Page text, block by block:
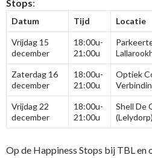
Stops:
Datum Tijd Locatie
Vrijdag 15
december
18:00u-
21:00u
Zaterdag 16
december
18:00u-
21:00u
Optiek
Vrijdag 22
december
18:00u-
21:00u
Shell De
(Lelydorp)
Op de Happiness Stops bij TBL en